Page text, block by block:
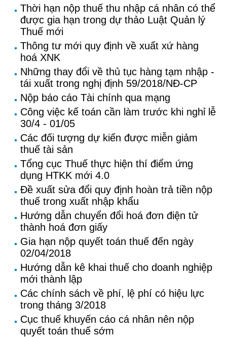
Thời hạn nộp thuế thu nhập cá nhân có thể
được gia hạn trong dự thảo Luật Quản lý
Thuế mới
Thông tư mới quy định về xuất xứ hàng
hoá XNK
Những thay đổi về thủ tục hàng tạm nhập -
tái xuất trong nghị định 59/2018/NĐ-CP
Nộp báo cáo Tài chính qua mạng
Công việc kế toán cần làm trước khi nghỉ lễ
30/4 - 01/05
Các đối tượng dự kiến được miễn giảm
thuế tài sản
Tổng cục Thuế thực hiện thí điểm ứng
dụng HTKK mới 4.0
Đề xuất sửa đổi quy định hoàn trả tiền nộp
thuế trong xuất nhập khẩu
Hướng dẫn chuyển đổi hoá đơn điện tử
thành hoá đơn giấy
Gia hạn nộp quyết toán thuế đến ngày
02/04/2018
Hướng dẫn kê khai thuế cho doanh nghiệp
mới thành lập
Các chính sách về phí, lệ phí có hiệu lực
trong tháng 3/2018
Cục thuế khuyến cáo cá nhân nên nộp
quyết toán thuế sớm